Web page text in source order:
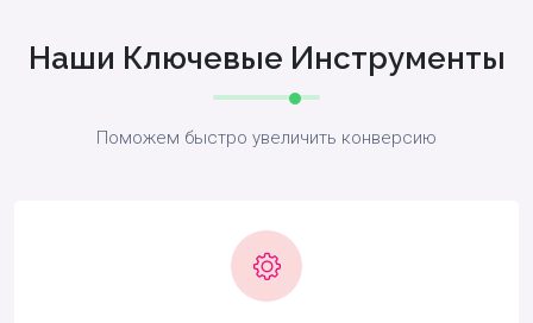
Наши Ключевые Инструменты
Поможем быстро увеличить конверсию